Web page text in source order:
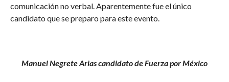
comunicación no verbal. Aparentemente fue el único
candidato que se preparo para este evento.
Manuel Negrete Arias candidato de Fuerza por México